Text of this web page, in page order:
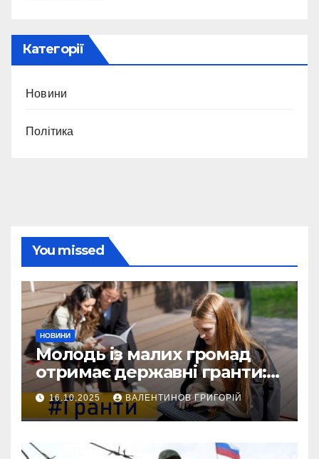
Категорії
Новини
Політика
You missed
НОВИНИ
Молодь із малих громад
отримає державні гранти:
виплати сягатимуть 200
тисяч гривень
16.10.2025 ВАЛЕНТИНОВ ГРИГОРІЙ